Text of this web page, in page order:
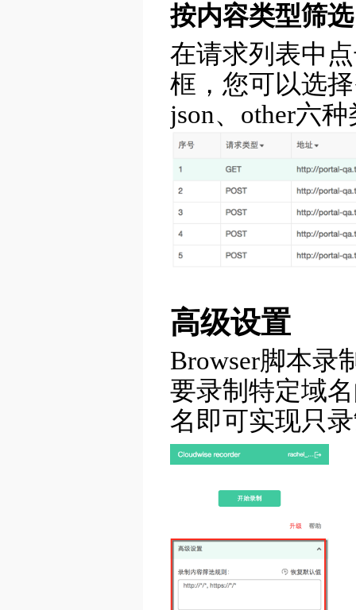
按内容类型筛选
在请求列表中
框，您可以选
json、other六
高级设置
Browser脚本录
要录制特定域
名即可实现只